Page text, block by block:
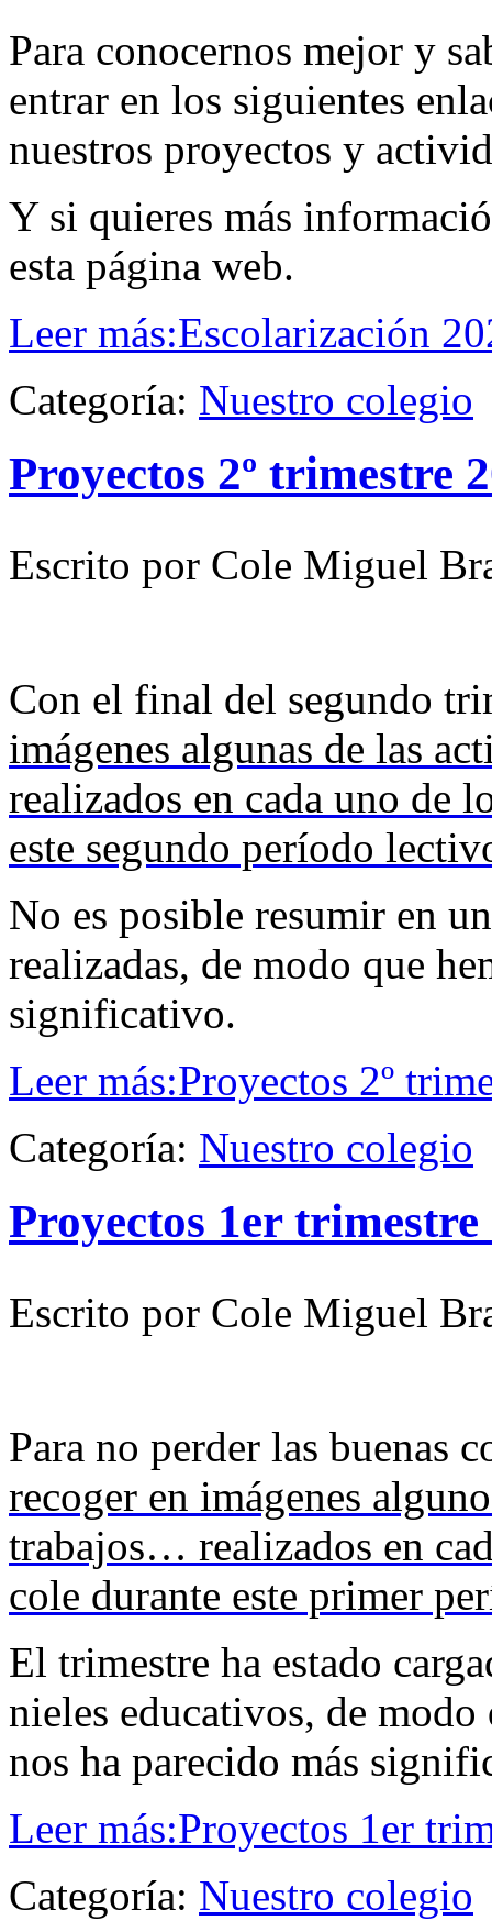
Para conocernos mejor y
entrar en los siguientes
nuestros proyectos y
Y si quieres más
esta página web.
Leer más:Escolarización
Categoría: Nuestro colegio
Proyectos 2º trimestre
Escrito por Cole Miguel
Con el final del segundo
imágenes algunas de las
realizados en cada uno de
este segundo período
No es posible resumir en
realizadas, de modo que
significativo.
Leer más:Proyectos 2º
Categoría: Nuestro colegio
Proyectos 1er trimestre
Escrito por Cole Miguel
Para no perder las buenas
recoger en imágenes
trabajos… realizados en
cole durante este primer
El trimestre ha estado
nieles educativos, de
nos ha parecido más
Leer más:Proyectos 1er
Categoría: Nuestro colegio